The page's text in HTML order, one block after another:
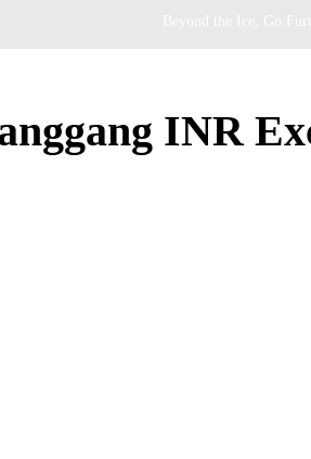
Beyond the Ice, Go
INR